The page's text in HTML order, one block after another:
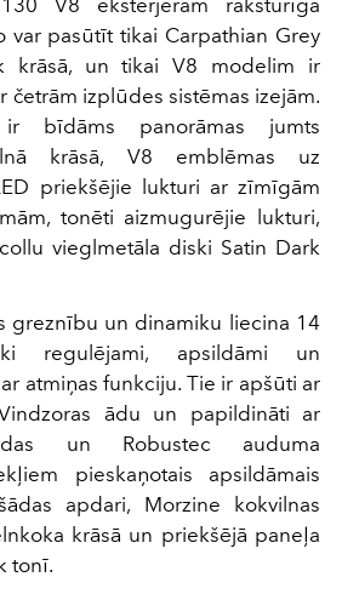
var pasūtīt tikai Carpathian Grey
krāsā, un tikai V8 modelim ir
četrām izplūdes sistēmas izejām.
bīdāms panorāmas jumts
krāsā, V8 emblēmas uz
priekšējie lukturi ar zīmīgām
tonēti aizmugurējie lukturi,
vieglmetāla diski Satin Dark
greznību un dinamiku liecina 14
regulējami, apsildāmi un
atmiņas funkciju. Tie ir apšūti ar
ādu un papildināti ar
un Robustec auduma
pieskaņotais apsildāmais
apdari, Morzine kokvilnas
krāsā un priekšējā paneļa
tonī.